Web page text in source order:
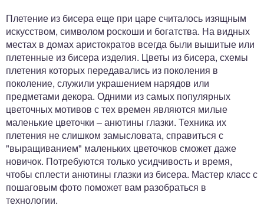
Плетение из бисера еще при царе считалось изящным
искусством, символом роскоши и богатства. На видных
местах в домах аристократов всегда были вышитые или
плетенные из бисера изделия. Цветы из бисера, схемы
плетения которых передавались из поколения в
поколение, служили украшением нарядов или
предметами декора. Одними из самых популярных
цветочных мотивов с тех времен являются милые
маленькие цветочки – анютины глазки. Техника их
плетения не слишком замысловата, справиться с
"выращиванием" маленьких цветочков сможет даже
новичок. Потребуются только усидчивость и время,
чтобы сплести анютины глазки из бисера. Мастер класс с
пошаговым фото поможет вам разобраться в
технологии.